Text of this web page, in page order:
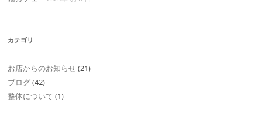
カテゴリ
お店からのお知らせ(21)
ブログ(42)
整体について (1)